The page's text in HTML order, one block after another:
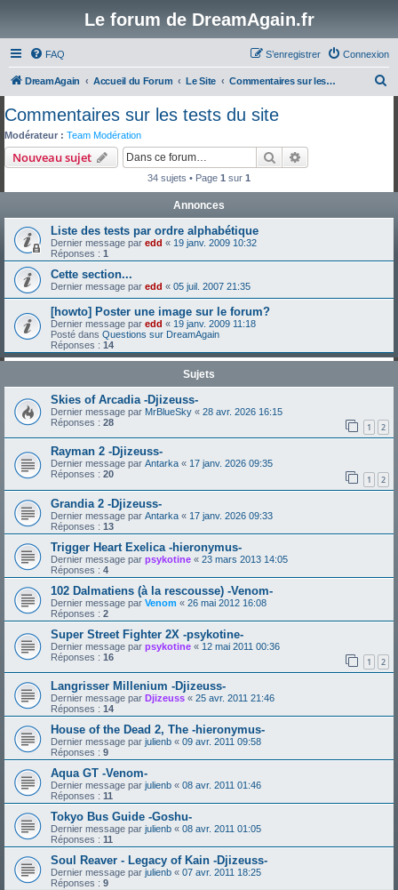
Le forum de DreamAgain.fr
FAQ Connexion
S’enregistrer
DreamAgain Accueil du Forum Le Site Commentaires sur les tests du site
Commentaires sur les tests du site
Modérateur : Team Modération
Nouveau sujet Rechercher
34 sujets • Page 1 sur 1
Annonces
Liste des tests par ordre alphabétique
Dernier message par edd « 19 janv. 2009 10:32
Réponses : 1
Cette section...
Dernier message par edd « 05 juil. 2007 21:35
[howto] Poster une image sur le forum?
Dernier message par edd « 19 janv. 2009 11:18
Posté dans Questions sur DreamAgain
Réponses : 14
Sujets
Skies of Arcadia -Djizeuss-
Dernier message par MrBlueSky « 28 avr. 2026 16:15
Réponses : 28 1 2
Rayman 2 -Djizeuss-
Dernier message par Antarka « 17 janv. 2026 09:35
Réponses : 20 1 2
Grandia 2 -Djizeuss-
Dernier message par Antarka « 17 janv. 2026 09:33
Réponses : 13
Trigger Heart Exelica -hieronymus-
Dernier message par psykotine « 23 mars 2013 14:05
Réponses : 4
102 Dalmatiens (à la rescousse) -Venom-
Dernier message par Venom « 26 mai 2012 16:08
Réponses : 2
Super Street Fighter 2X -psykotine-
Dernier message par psykotine « 12 mai 2011 00:36
Réponses : 16 1 2
Langrisser Millenium -Djizeuss-
Dernier message par Djizeuss « 25 avr. 2011 21:46
Réponses : 14
House of the Dead 2, The -hieronymus-
Dernier message par julienb « 09 avr. 2011 09:58
Réponses : 9
Aqua GT -Venom-
Dernier message par julienb « 08 avr. 2011 01:46
Réponses : 11
Tokyo Bus Guide -Goshu-
Dernier message par julienb « 08 avr. 2011 01:05
Réponses : 11
Soul Reaver - Legacy of Kain -Djizeuss-
Dernier message par julienb « 07 avr. 2011 18:25
Réponses : 9